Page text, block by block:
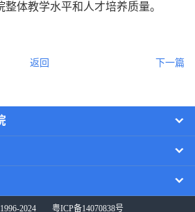
体教学水平和人才培养质量。
返回 下一篇
2024 粤ICP备14070838号